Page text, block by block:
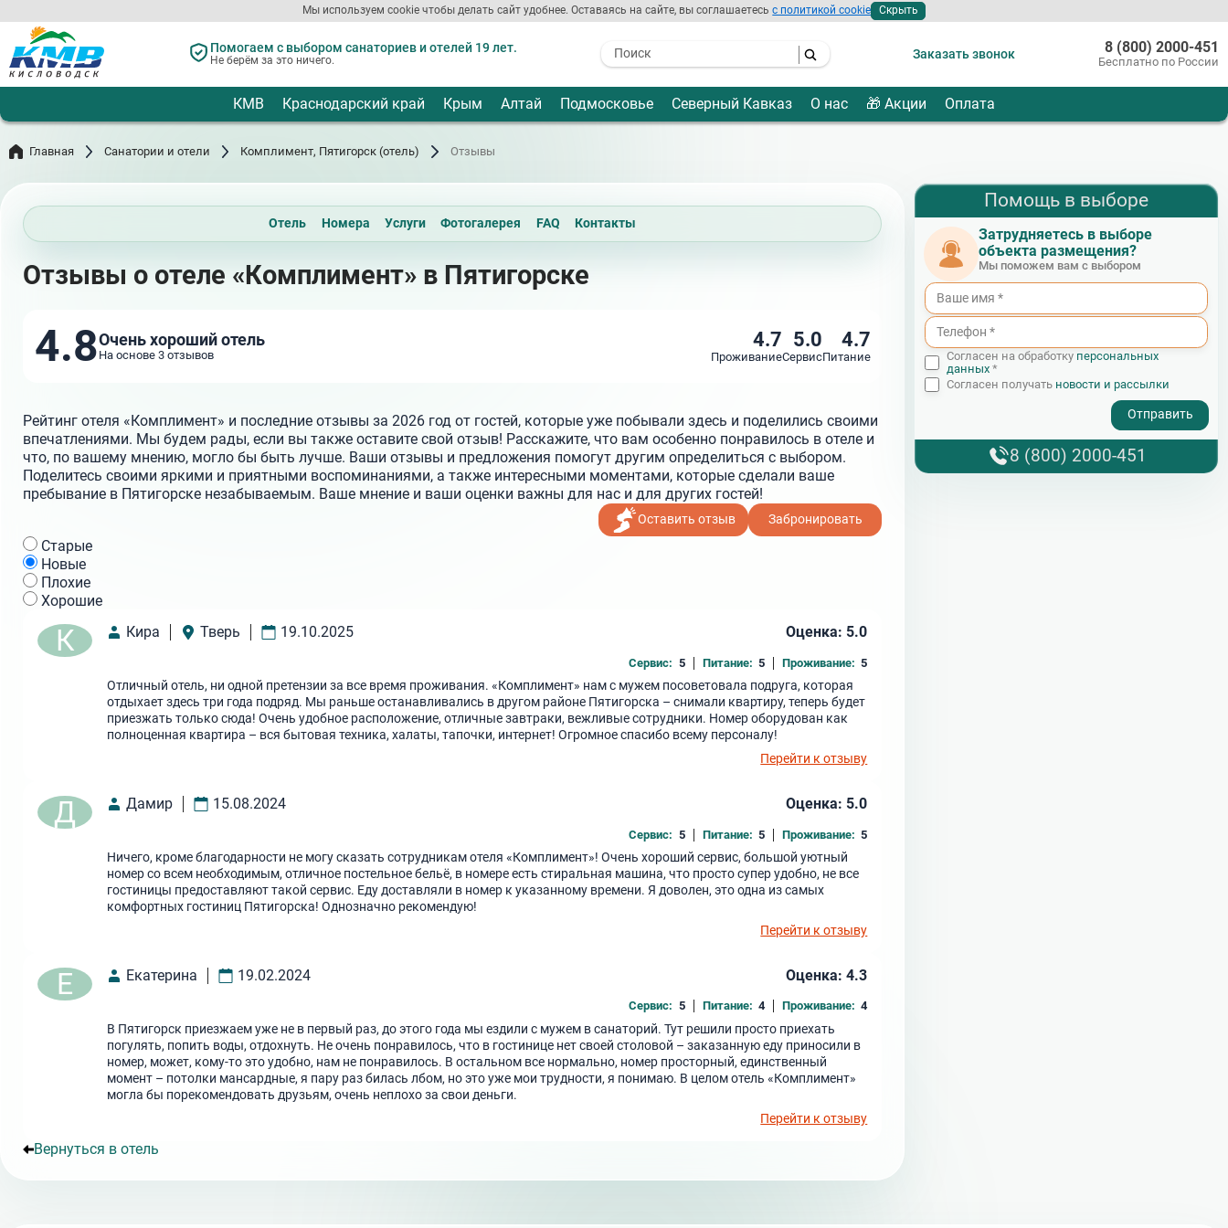
Мы используем cookie чтобы делать сайт удобнее. Оставаясь на сайте, вы соглашаетесьс политикой cookie Скрыть
к
основному
содержанию
Помогаем с выбором санаториев и отелей 19 лет.
Не берём за это ничего.
- I agree to the processing of my
Заказать звонок 8 (800) 2000-451
Бесплатно по России
КМВ Краснодарский край Крым Алтай Подмосковье Северный Кавказ О нас 🎁 Акции Оплата
Главная Санатории и отели Комплимент, Пятигорск (отель) Отзывы
Отель Номера Услуги Фотогалерея FAQ Контакты
Отзывы о отеле «Комплимент» в Пятигорске
4.8Очень хороший отель
На основе 3 отзывов
4.7
Проживание
5.0
Сервис
4.7
Питание
Рейтинг отеля «Комплимент» и последние отзывы за 2026 год от гостей, которые уже побывали здесь и поделились своими
впечатлениями. Мы будем рады, если вы также оставите свой отзыв! Расскажите, что вам особенно понравилось в отеле и
что, по вашему мнению, могло бы быть лучше. Ваши отзывы и предложения помогут другим определиться с выбором.
Поделитесь своими яркими и приятными воспоминаниями, а также интересными моментами, которые сделали ваше
пребывание в Пятигорске незабываемым. Ваше мнение и ваши оценки важны для нас и для других гостей!
Оставить отзыв Забронировать
Cтарые
Новые
Плохие
Хорошие
К Кира Тверь 19.10.2025 Оценка: 5.0
Сервис: 5 Питание: 5 Проживание: 5
Отличный отель, ни одной претензии за все время проживания. «Комплимент» нам с мужем посоветовала подруга, которая
отдыхает здесь три года подряд. Мы раньше останавливались в другом районе Пятигорска – снимали квартиру, теперь будет
приезжать только сюда! Очень удобное расположение, отличные завтраки, вежливые сотрудники. Номер оборудован как
полноценная квартира – вся бытовая техника, халаты, тапочки, интернет! Огромное спасибо всему персоналу!
Перейти к отзыву
Д Дамир 15.08.2024 Оценка: 5.0
Сервис: 5 Питание: 5 Проживание: 5
Ничего, кроме благодарности не могу сказать сотрудникам отеля «Комплимент»! Очень хороший сервис, большой уютный
номер со всем необходимым, отличное постельное бельё, в номере есть стиральная машина, что просто супер удобно, не все
гостиницы предоставляют такой сервис. Еду доставляли в номер к указанному времени. Я доволен, это одна из самых
комфортных гостиниц Пятигорска! Однозначно рекомендую!
Перейти к отзыву
Е Екатерина 19.02.2024 Оценка: 4.3
Сервис: 5 Питание: 4 Проживание: 4
В Пятигорск приезжаем уже не в первый раз, до этого года мы ездили с мужем в санаторий. Тут решили просто приехать
погулять, попить воды, отдохнуть. Не очень понравилось, что в гостинице нет своей столовой – заказанную еду приносили в
номер, может, кому-то это удобно, нам не понравилось. В остальном все нормально, номер просторный, единственный
момент – потолки мансардные, я пару раз билась лбом, но это уже мои трудности, я понимаю. В целом отель «Комплимент»
могла бы порекомендовать друзьям, очень неплохо за свои деньги.
Перейти к отзыву
Вернуться в отель
Помощь в выборе
Затрудняетесь в выборе
объекта размещения?
Мы поможем вам с выбором
Согласен на обработку персональных
данных*
Согласен получать новости и рассылки
8 (800) 2000-451